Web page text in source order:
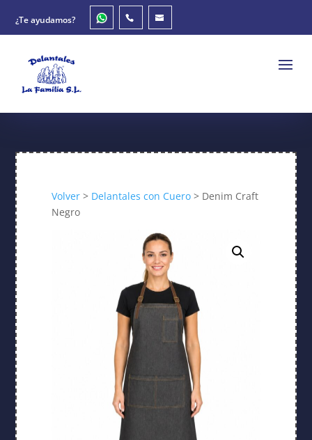
¿Te ayudamos?
Volver> Delantales con Cuero> Denim Craft
Negro